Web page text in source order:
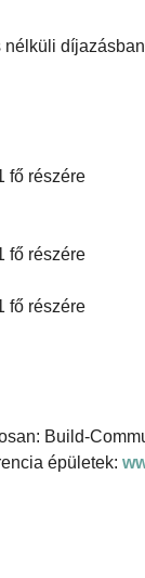
fő részére
fő részére
fő részére
Build-
épületek: